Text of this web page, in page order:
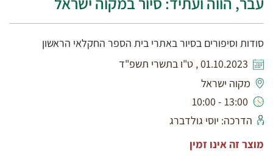
סודות וסיפורים בסיור באתרי בית הספר החקלאי הראשון
01.10.2023 , ט"ו בתשרי תשפ"ד
מקוה ישראל
13:00 - 10:00
הדרכה: יוסי גולדברג
מוצר זה אינו זמין